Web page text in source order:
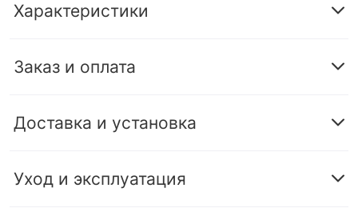
Характеристики
Заказ и оплата
Доставка и установка
Уход и эксплуатация